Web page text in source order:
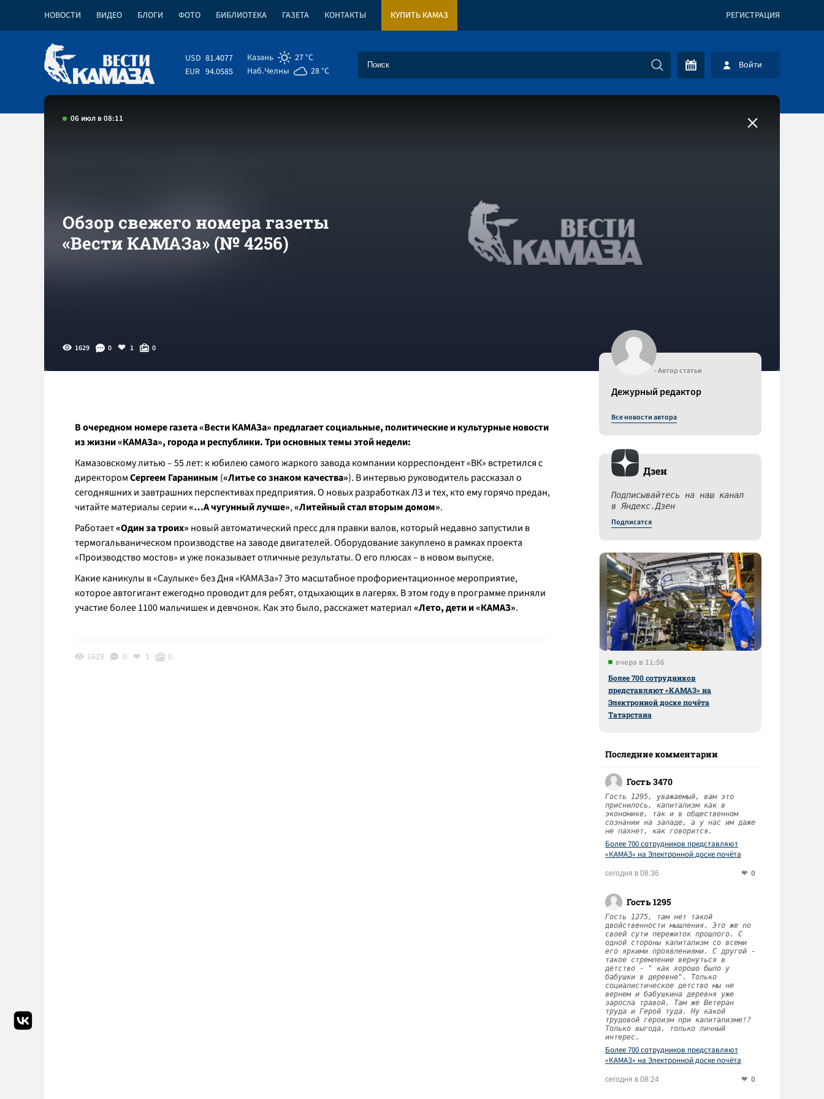
НОВОСТИ ВИДЕО БЛОГИ ФОТО БИБЛИОТЕКА ГАЗЕТА КОНТАКТЫ КУПИТЬ КАМАЗ РЕГИСТРАЦИЯ
USD 81.4077
EUR 94.0585
Казань
27 °C
Наб.Челны
28 °C Войти
06 июл в 08:11
Обзор свежего номера газеты
«Вести КАМАЗа» (№ 4256)
1629 0 1 0
В очередном номере газета «Вести КАМАЗа» предлагает социальные, политические и культурные новости
из жизни «КАМАЗа», города и республики. Три основных темы этой недели:
Камазовскому литью – 55 лет: к юбилею самого жаркого завода компании корреспондент «ВК» встретился с
директоромСергеем Гараниным («Литье со знаком качества»). В интервью руководитель рассказал о
сегодняшних и завтрашних перспективах предприятия. О новых разработках ЛЗ и тех, кто ему горячо предан,
читайте материалы серии«…А чугунный лучше»,«Литейный стал вторым домом».
Работает«Один за троих» новый автоматический пресс для правки валов, который недавно запустили в
термогальваническом производстве на заводе двигателей. Оборудование закуплено в рамках проекта
«Производство мостов» и уже показывает отличные результаты. О его плюсах – в новом выпуске.
Какие каникулы в «Саулыке» без Дня «КАМАЗа»? Это масштабное профориентационное мероприятие,
которое автогигант ежегодно проводит для ребят, отдыхающих в лагерях. В этом году в программе приняли
участие более 1100 мальчишек и девчонок. Как это было, расскажет материал«Лето, дети и «КАМАЗ».
1629 0 1 0
- Автор статьи
Дежурный редактор
Все новости автора
Дзен
Подписывайтесь на наш канал
в Яндекс.Дзен
Подписатся
вчера в 11:56
Более 700 сотрудников
представляют «КАМАЗ» на
Электронной доске почёта
Татарстана
Последние комментарии
Гость 3470
Гость 1295, уважаемый, вам это
приснилось, капитализм как в
экономике, так и в общественном
сознании на западе, а у нас им даже
не пахнет, как говорится.
Более 700 сотрудников представляют
«КАМАЗ» на Электронной доске почёта
сегодня в 08:36 0
Гость 1295
Гость 1275, там нет такой
двойственности мышления. Это же по
своей сути пережиток прошлого. С
одной стороны капитализм со всеми
его яркими проявлениями. С другой -
такое стремление вернуться в
детство - " как хорошо было у
бабушки в деревне". Только
социалистическое детство мы не
вернем и бабушкина деревня уже
заросла травой. Там же Ветеран
труда и Герой туда. Ну какой
трудовой героизм при капитализме!?
Только выгода, только личный
интерес.
Более 700 сотрудников представляют
«КАМАЗ» на Электронной доске почёта
сегодня в 08:24 0